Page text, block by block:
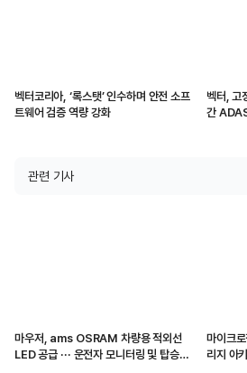
벡터코리아, ‘록스탯’ 인수하며 안전 소프
트웨어 검증 역량 강화
벡터, 고
간
관련 기사
마우저, ams OSRAM 차량용 적외선
LED 공급 ··· 운전자 모니터링 및 탑승자
마이크
리지 아